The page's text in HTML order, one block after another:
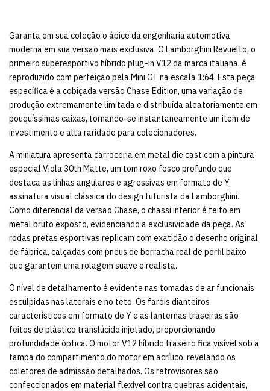
Garanta em sua coleção o ápice da engenharia automotiva
moderna em sua versão mais exclusiva. O Lamborghini Revuelto, o
primeiro superesportivo híbrido plug-in V12 da marca italiana, é
reproduzido com perfeição pela Mini GT na escala 1:64. Esta peça
específica é a cobiçada versão Chase Edition, uma variação de
produção extremamente limitada e distribuída aleatoriamente em
pouquíssimas caixas, tornando-se instantaneamente um item de
investimento e alta raridade para colecionadores.
A miniatura apresenta carroceria em metal die cast com a pintura
especial Viola 30th Matte, um tom roxo fosco profundo que
destaca as linhas angulares e agressivas em formato de Y,
assinatura visual clássica do design futurista da Lamborghini.
Como diferencial da versão Chase, o chassi inferior é feito em
metal bruto exposto, evidenciando a exclusividade da peça. As
rodas pretas esportivas replicam com exatidão o desenho original
de fábrica, calçadas com pneus de borracha real de perfil baixo
que garantem uma rolagem suave e realista.
O nível de detalhamento é evidente nas tomadas de ar funcionais
esculpidas nas laterais e no teto. Os faróis dianteiros
característicos em formato de Y e as lanternas traseiras são
feitos de plástico translúcido injetado, proporcionando
profundidade óptica. O motor V12 híbrido traseiro fica visível sob a
tampa do compartimento do motor em acrílico, revelando os
coletores de admissão detalhados. Os retrovisores são
confeccionados em material flexível contra quebras acidentais,